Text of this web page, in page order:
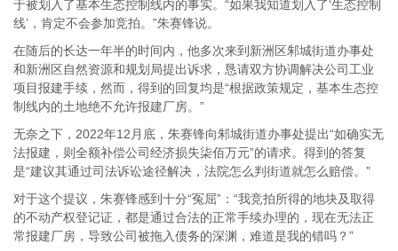
于被划入了基本生态控制线内的事实。“如果我知道划入了‘生态控制
线’，肯定不会参加竞拍。”朱赛锋说。
在随后的长达一年半的时间内，他多次来到新洲区邾城街道办事处
和新洲区自然资源和规划局提出诉求，恳请双方协调解决公司工业
项目报建手续，然而，得到的回复均是“根据政策规定，基本生态控
制线内的土地绝不允许报建厂房。”
无奈之下，2022年12月底，朱赛锋向邾城街道办事处提出“如确实无
法报建，则全额补偿公司经济损失柒佰万元”的请求。得到的答复
是“建议其通过司法诉讼途径解决，法院怎么判街道就怎么赔偿。”
对于这个提议，朱赛锋感到十分“冤屈”：“我竞拍所得的地块及取得
的不动产权登记证，都是通过合法的正常手续办理的，现在无法正
常报建厂房，导致公司被拖入债务的深渊，难道是我的错吗？”